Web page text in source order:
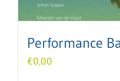
Performance
€0,00